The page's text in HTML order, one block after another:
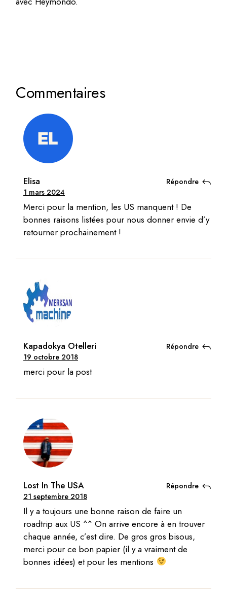
Commentaires
Elisa
1 mars 2024
Merci pour la mention, les US manquent ! De
bonnes raisons listées pour nous donner envie d’y
retourner prochainement !
Répondre
Kapadokya Otelleri
19 octobre 2018
merci pour la post
Répondre
Lost In The USA
21 septembre 2018
Il y a toujours une bonne raison de faire un
roadtrip aux US ^^ On arrive encore à en trouver
chaque année, c’est dire. De gros gros bisous,
merci pour ce bon papier (il y a vraiment de
bonnes idées) et pour les mentions
Répondre